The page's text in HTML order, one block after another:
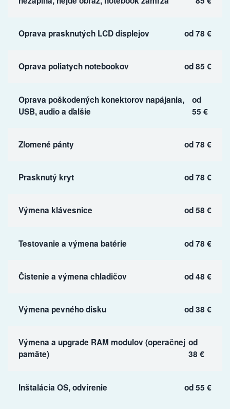
Oprava prasknutých LCD displejov od 78 €
Oprava poliatych notebookov od 85 €
Oprava poškodených konektorov napájania,
USB, audio a ďalšie
od
55 €
Zlomené pánty od 78 €
Prasknutý kryt od 78 €
Výmena klávesnice od 58 €
Testovanie a výmena batérie od 78 €
Čistenie a výmena chladičov od 48 €
Výmena pevného disku od 38 €
Výmena a upgrade RAM modulov (operačnej
pamäte)
od
38 €
Inštalácia OS, odvírenie od 55 €